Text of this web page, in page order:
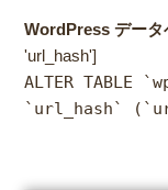
WordPress データ
'url_hash']
ALTER TABLE
`url_hash`